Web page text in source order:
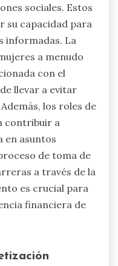
sociales. Estos
su capacidad para
informadas. La
a menudo
con el
llevar a evitar
los roles de
contribuir a
en asuntos
de toma de
a través de la
es crucial para
financiera de